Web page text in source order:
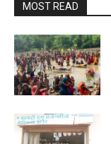
MOST READ